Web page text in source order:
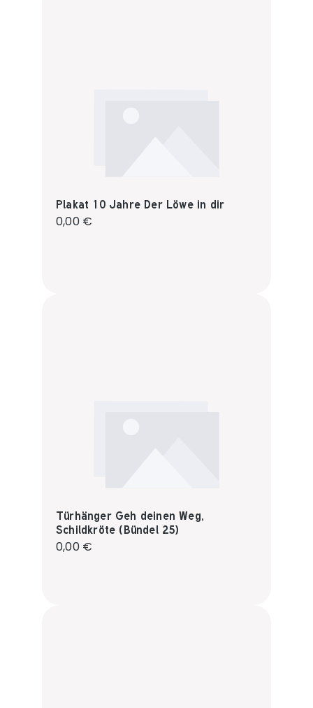
Plakat 10 Jahre Der Löwe in dir
Regulärer Preis:
0,00 €
Türhänger Geh deinen Weg,
Schildkröte (Bündel 25)
Regulärer Preis:
0,00 €